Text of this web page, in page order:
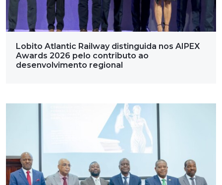
Lobito Atlantic Railway distinguida nos AIPEX
Awards 2026 pelo contributo ao
desenvolvimento regional